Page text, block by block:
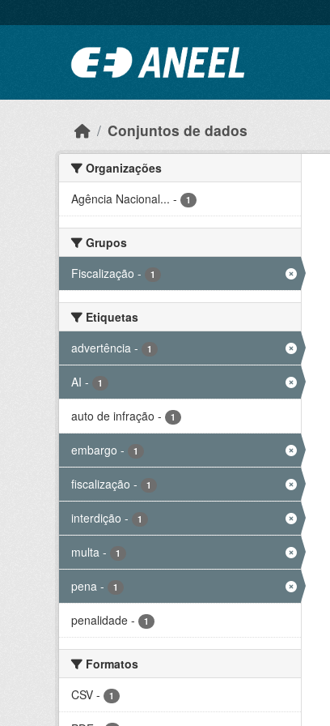
Conjuntos de dados
Organizações
Agência Nacional... - 1
Grupos
Fiscalização - 1
Etiquetas
advertência - 1
AI - 1
auto de infração - 1
embargo - 1
fiscalização - 1
interdição - 1
multa - 1
pena - 1
penalidade - 1
Formatos
CSV - 1